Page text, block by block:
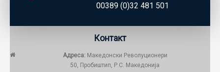
00389 (0)32 481 501
Контакт
Адреса:Македонски Револуционери
50, Пробиштип, Р.С. Македонија